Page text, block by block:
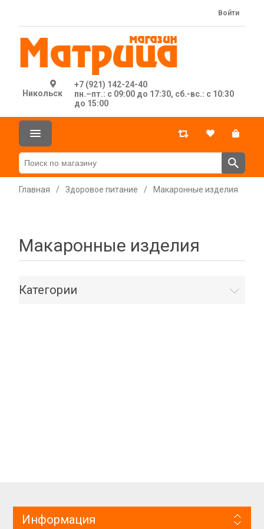
Никольск
+7 (921) 142-24-40
пн.–пт.: с 09:00 до 17:30, сб.-вс.: с 10:30
до 15:00
Войти
Главная / Здоровое питание / Макаронные изделия
Макаронные изделия
Категории
Информация